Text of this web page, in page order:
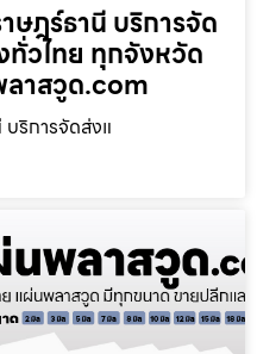
ษฎร์ธานี บริการจัด
วไทย ทุกจังหวัด
าสวูด.com
ริการจัดส่งแ